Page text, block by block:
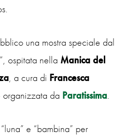
una mostra speciale dal
”, ospitata nella Manica del
, a cura di Francesca
organizzata da Paratissima.
e “bambina” per